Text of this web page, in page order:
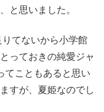
と思いました。
てないから小学館
っておきの純愛ジャ
てこともあると思い
すが、夏姫なのでし